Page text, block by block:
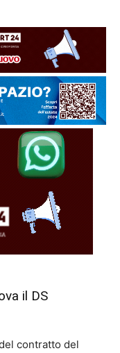
il DS
contratto del